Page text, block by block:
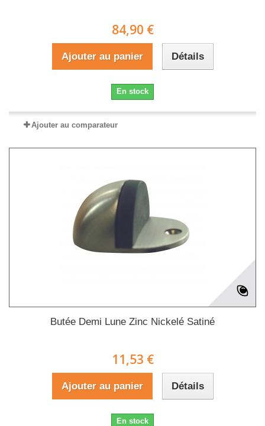
84,90 €
Ajouter au panier Détails
En stock
Ajouter au comparateur
Butée Demi Lune Zinc Nickelé Satiné
11,53 €
Ajouter au panier Détails
En stock